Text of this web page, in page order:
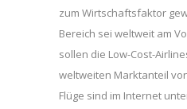
zum Wirtschaftsfaktor
Bereich sei weltweit am
sollen die Low-Cost-
weltweiten Marktanteil
Flüge sind im Internet